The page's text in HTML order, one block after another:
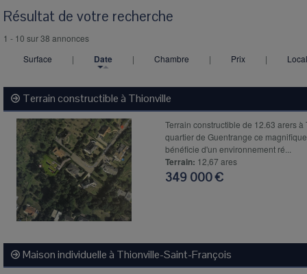
Résultat de votre recherche
1 - 10 sur 38 annonces
Surface
| Date | Chambre | Prix |
Terrain constructible à Thionville
Terrain constructible de 12.63 arers
quartier de Guentrange ce
bénéficie d'un environnement ré...
Terrain: 12,67 ares
349 000 €
Maison individuelle à Thionville-Saint-François